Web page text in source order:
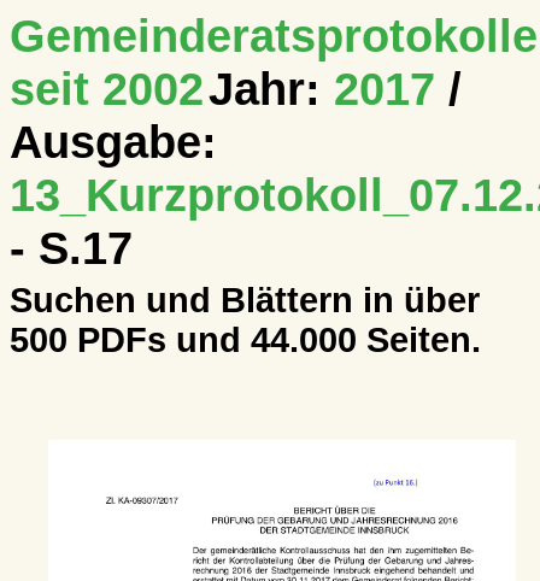
Gemeinderatsprotokolle
seit 2002Jahr: 2017 /
Ausgabe:
- S.17
Suchen und Blättern in über
500 PDFs und 44.000 Seiten.